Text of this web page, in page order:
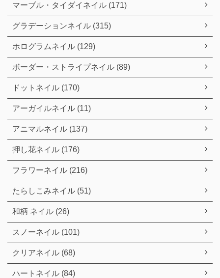
マーブル・タイダイネイル (171)
グラデーションネイル (315)
ホログラムネイル (129)
ボーダー・ストライプネイル (89)
ドットネイル (170)
アーガイルネイル (11)
アニマルネイル (137)
押し花ネイル (176)
フラワーネイル (216)
たらしこみネイル (51)
和柄 ネイル (26)
スノーネイル (101)
クリアネイル (68)
ハートネイル (84)